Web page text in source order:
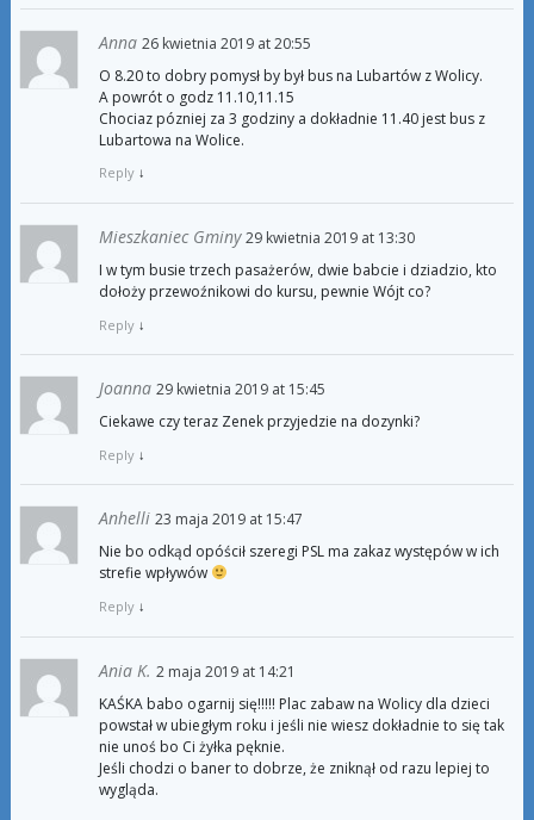
Anna 26 kwietnia 2019 at 20:55
O 8.20 to dobry pomysł by był bus na Lubartów z Wolicy.
A powrót o godz 11.10,11.15
Chociaz pózniej za 3 godziny a dokładnie 11.40 jest bus z
Lubartowa na Wolice.
Reply ↓
Mieszkaniec Gminy29 kwietnia 2019 at 13:30
I w tym busie trzech pasażerów, dwie babcie i dziadzio, kto
dołoży przewoźnikowi do kursu, pewnie Wójt co?
Reply ↓
Joanna 29 kwietnia 2019 at 15:45
Ciekawe czy teraz Zenek przyjedzie na dozynki?
Reply ↓
Anhelli 23 maja 2019 at 15:47
Nie bo odkąd opóścił szeregi PSL ma zakaz występów w ich
strefie wpływów
Reply ↓
Ania K. 2 maja 2019 at 14:21
KAŚKA babo ogarnij się!!!!! Plac zabaw na Wolicy dla dzieci
powstał w ubiegłym roku i jeśli nie wiesz dokładnie to się tak
nie unoś bo Ci żyłka pęknie.
Jeśli chodzi o baner to dobrze, że zniknął od razu lepiej to
wygląda.